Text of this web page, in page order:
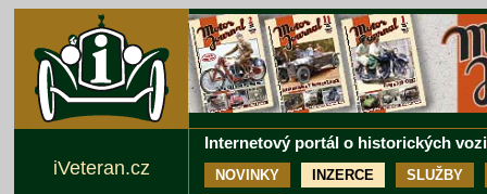
Internetový portál o historických
NOVINKY INZERCE SLUŽBY
iVeteran.cz